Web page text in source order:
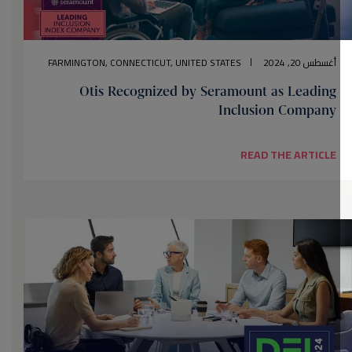
أغسطس 20, 2024 FARMINGTON, CONNECTICUT, UNITED STATES
Otis Recognized by Seramount as Leading
Inclusion Company
READ THE ARTICLE